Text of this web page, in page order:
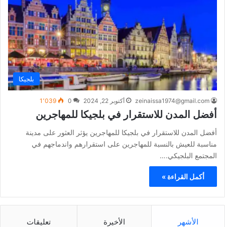
بلجيكا
zeinaissa1974@gmail.com أكتوبر 22, 2024 0 1٬039
أفضل المدن للاستقرار في بلجيكا للمهاجرين
أفضل المدن للاستقرار في بلجيكا للمهاجرين يؤثر العثور على مدينة
مناسبة للعيش بالنسبة للمهاجرين على استقرارهم واندماجهم في
المجتمع البلجيكي.…
أكمل القراءة »
الأشهر الأخيرة تعليقات